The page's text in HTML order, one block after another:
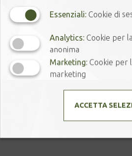
Essenziali: Cookie di
Analytics: Cookie per
anonima
Marketing: Cookie per
marketing
ACCETTA